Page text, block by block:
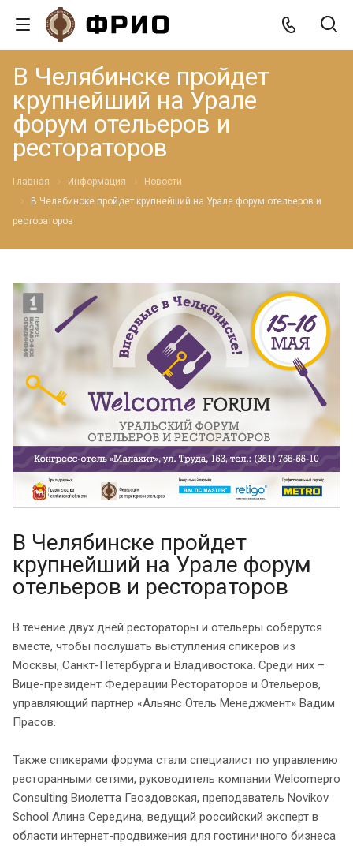
В Челябинске пройдет
крупнейший на Урале
форум отельеров и
рестораторов
Главная Информация
Новости
В Челябинске пройдет крупнейший на Урале форум отельеров и
рестораторов
В Челябинске пройдет
крупнейший на Урале форум
отельеров и рестораторов
В течение двух дней рестораторы и отельеры соберутся
вместе, чтобы послушать выступления спикеров из
Москвы, Санкт-Петербурга и Владивостока. Среди них –
Вице-президент Федерации Рестораторов и Отельеров,
управляющий партнер «Альянс Отель Менеджмент» Вадим
Прасов.
Также спикерами форума стали специалист по управлению
ресторанными сетями, руководитель компании Welcomepro
Consulting Виолетта Гвоздовская, преподаватель Novikov
School Алина Середина, ведущий российский эксперт в
области интернет-продвижения для гостиничного бизнеса